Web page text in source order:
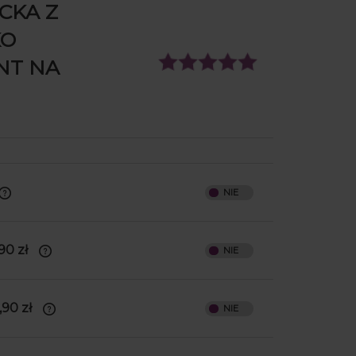
Z
NA
zł
Pozł